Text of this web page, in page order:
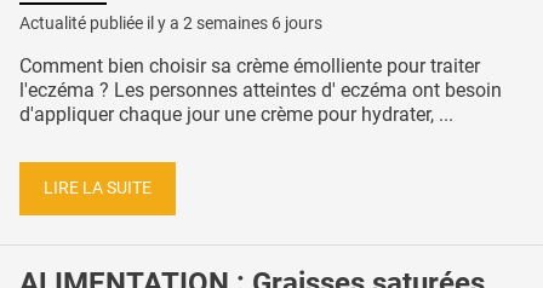
Actualité publiée il y a 2 semaines 6 jours
Comment bien choisir sa crème émolliente pour traiter
l'eczéma ? Les personnes atteintes d' eczéma ont besoin
d'appliquer chaque jour une crème pour hydrater, ...
LIRE LA SUITE